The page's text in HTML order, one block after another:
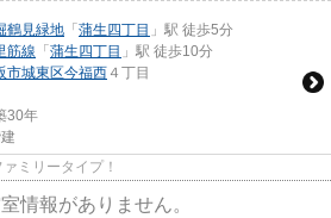
鶴見緑地 「 蒲生四丁目 」駅 徒歩5分
筋線 「 蒲生四丁目 」駅 徒歩10分
市城東区今福西 ４丁目
30年
ミリータイプ！
情報がありません。